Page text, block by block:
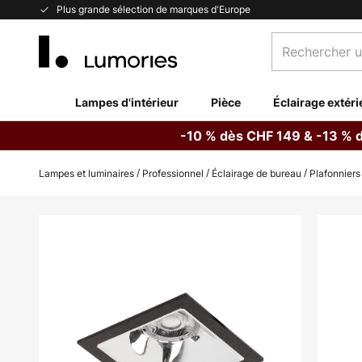
Plus grande sélection de marques d'Europe
Allez
un
catégorie...
Lampes d'intérieur Pièce Éclairage
-10 % dès CHF 149 & -13 %
Lampes et luminaires Professionnel Éclairage de bureau
images